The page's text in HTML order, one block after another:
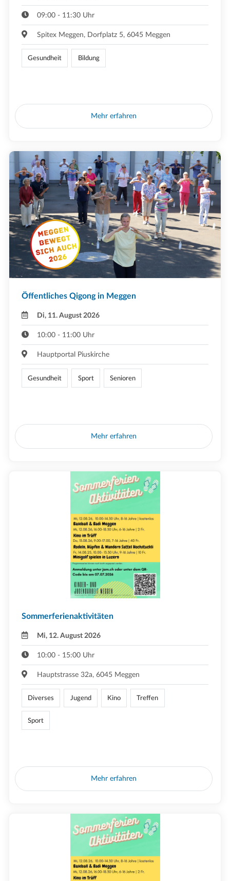
09:00 - 11:30 Uhr
Spitex Meggen, Dorfplatz 5, 6045 Meggen
Gesundheit Bildung
Mehr erfahren
Öffentliches Qigong in Meggen
Di, 11. August 2026
10:00 - 11:00 Uhr
Hauptportal Piuskirche
Gesundheit Sport Senioren
Mehr erfahren
Sommerferienaktivitäten
Mi, 12. August 2026
10:00 - 15:00 Uhr
Hauptstrasse 32a, 6045 Meggen
Diverses Jugend Kino Treffen
Sport
Mehr erfahren